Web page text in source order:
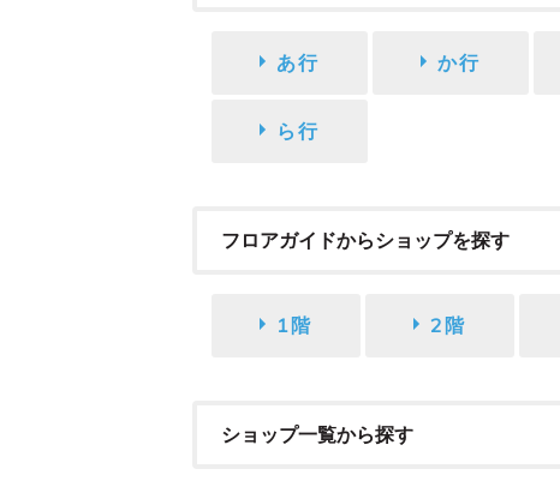
あ行 か行
ら行
フロアガイドからショップを探す
1階 2階
ショップ一覧から探す